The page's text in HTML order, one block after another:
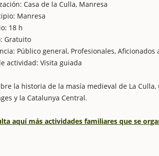
Casa de la Culla, Manresa
Manresa
18 h
Gratuito
Público general, Profesionales,
actividad: Visita guiada
la historia de la masía medieval de La
y la Catalunya Central.
aquí más actividades familiares que se